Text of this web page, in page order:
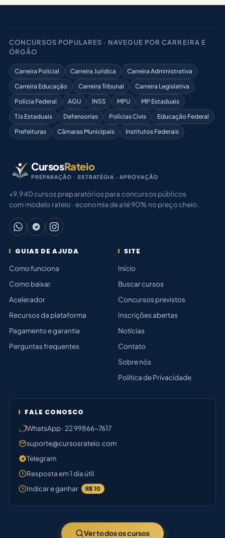
CONCURSOS POPULARES · NAVEGUE POR CARREIRA E
ÓRGÃO
Carreira Policial Carreira Jurídica
Carreira Administrativa
Carreira Educação
Carreira Tribunal
Carreira Legislativa
Polícia Federal
AGU INSS MPU
MP Estaduais
TJs Estaduais
Defensorias Polícias Civis
Educação Federal
Prefeituras
Câmaras Municipais Institutos Federais
CursosRateio
PREPARAÇÃO · ESTRATÉGIA · APROVAÇÃO
+9.940 cursos preparatórios para concursos públicos
com modelo rateio · economia de até 90% no preço cheio.
GUIAS DE AJUDA
Como funciona
Como baixar
Acelerador
Recursos da plataforma
Pagamento e garantia
Perguntas frequentes
SITE
Início
Buscar cursos
Concursos previstos
Inscrições abertas
Notícias
Contato
Sobre nós
Política de Privacidade
FALE CONOSCO
WhatsApp · 22 99866-7617
suporte@cursosrateio.com
Telegram
Resposta em 1 dia útil
Indicar e ganhar
R$ 10
Ver todos os cursos